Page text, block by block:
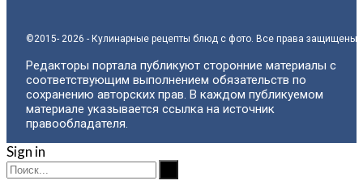
©2015- 2026 - Кулинарные рецепты блюд с фото. Все права защищены.
Редакторы портала публикуют сторонние материалы с
соответствующим выполнением обязательств по
сохранению авторских прав. В каждом публикуемом
материале указывается ссылка на источник
правообладателя.
Sign in